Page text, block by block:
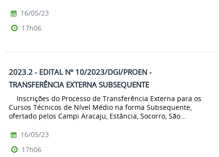
16/05/23
17h06
2023.2 - EDITAL Nº 10/2023/DGI/PROEN -
TRANSFERÊNCIA EXTERNA SUBSEQUENTE
Inscrições do Processo de Transferência Externa para os
Cursos Técnicos de Nível Médio na forma Subsequente,
ofertado pelos Campi Aracaju, Estância, Socorro, São...
16/05/23
17h06